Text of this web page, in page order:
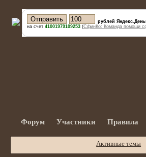
рублей
на счет 41001979109253 (СфинКо: Команда помощи
Форум Участники Правила
Активные темы